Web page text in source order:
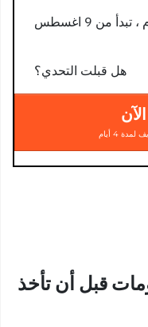
9 اغسطس
هل قبلت التحدي؟
4 أيام
قبل أن تأخذ